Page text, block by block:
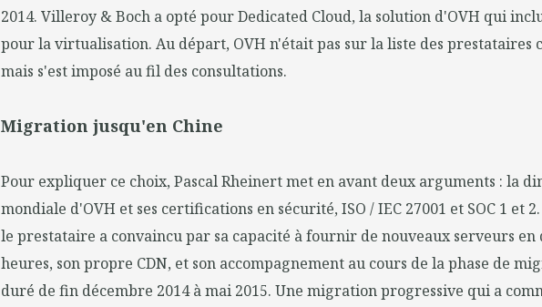
2014. Villeroy & Boch a opté pour Dedicated Cloud, la solution d'OVH qui
pour la virtualisation. Au départ, OVH n'était pas sur la liste des prestataires
mais s'est imposé au fil des consultations.
Migration jusqu'en Chine
Pour expliquer ce choix, Pascal Rheinert met en avant deux arguments : la
mondiale d'OVH et ses certifications en sécurité, ISO / IEC 27001 et SOC 1 et
le prestataire a convaincu par sa capacité à fournir de nouveaux serveurs en
heures, son propre CDN, et son accompagnement au cours de la phase de
duré de fin décembre 2014 à mai 2015. Une migration progressive qui a